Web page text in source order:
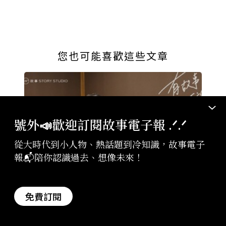
您也可能喜歡這些文章
故事
2026-07-23
號外📣歡迎訂閱故事電子報 .ᐟ‪‪.ᐟ
從大時代到小人物、熱話題到冷知識，故事電子
報📬陪你認識過去、想像未來！
免費訂閱